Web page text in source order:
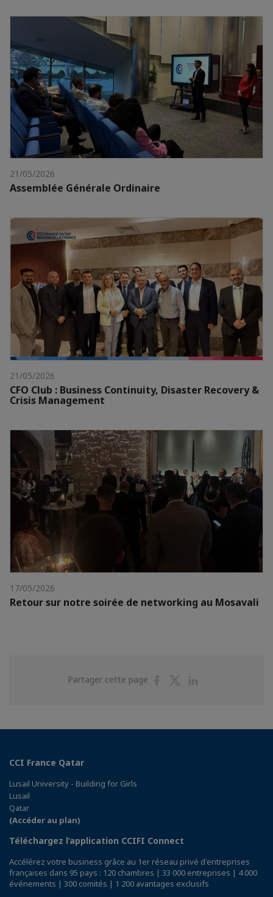
21/05/2026
Assemblée Générale Ordinaire
21/05/2026
CFO Club : Business Continuity, Disaster Recovery &
Crisis Management
17/05/2026
Retour sur notre soirée de networking au Mosavali
Partager cette page
PartagerPartager
CCI France Qatar
Lusail University - Building for Girls
Lusail
Qatar
(Accéder au plan)
Téléchargez l’application CCIFI Connect
Accélérez votre business grâce au 1er réseau privé d'entreprises
françaises dans 95 pays : 120 chambres | 33 000 entreprises | 4 000
événements | 300 comités | 1 200 avantages exclusifs